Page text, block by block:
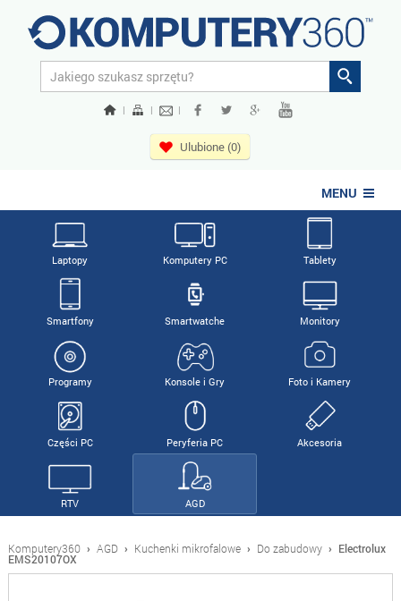
| | |
Ulubione (0)
MENU
Laptopy Komputery PC Tablety
Smartfony Smartwatche Monitory
Programy Konsole i Gry Foto i Kamery
Części PC Peryferia PC Akcesoria
RTV AGD
Komputery360 › AGD › Kuchenki mikrofalowe › Do zabudowy › Electrolux
EMS20107OX